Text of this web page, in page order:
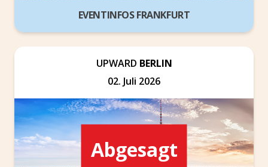
EVENTINFOS FRANKFURT
Abgesagt
UPWARD BERLIN
02. Juli 2026